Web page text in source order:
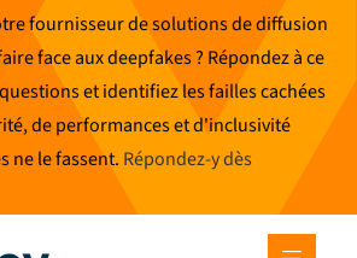
fournisseur de solutions de diffusion
face aux deepfakes ? Répondez à ce
et identifiez les failles cachées
de performances et d'inclusivité
ne le fassent. Répondez-y dès